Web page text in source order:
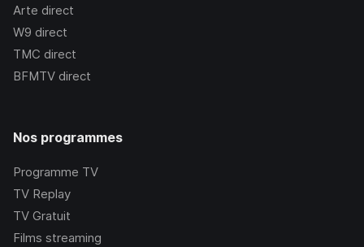
Arte direct
W9 direct
TMC direct
BFMTV direct
Nos programmes
Programme TV
TV Replay
TV Gratuit
Films streaming